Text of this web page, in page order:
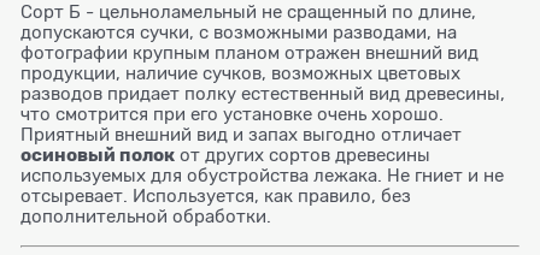
Сорт Б - цельноламельный не сращенный по длине,
допускаются сучки, с возможными разводами, на
фотографии крупным планом отражен внешний вид
продукции, наличие сучков, возможных цветовых
разводов придает полку естественный вид древесины,
что смотрится при его установке очень хорошо.
Приятный внешний вид и запах выгодно отличает
осиновый полок от других сортов древесины
используемых для обустройства лежака. Не гниет и не
отсыревает. Используется, как правило, без
дополнительной обработки.